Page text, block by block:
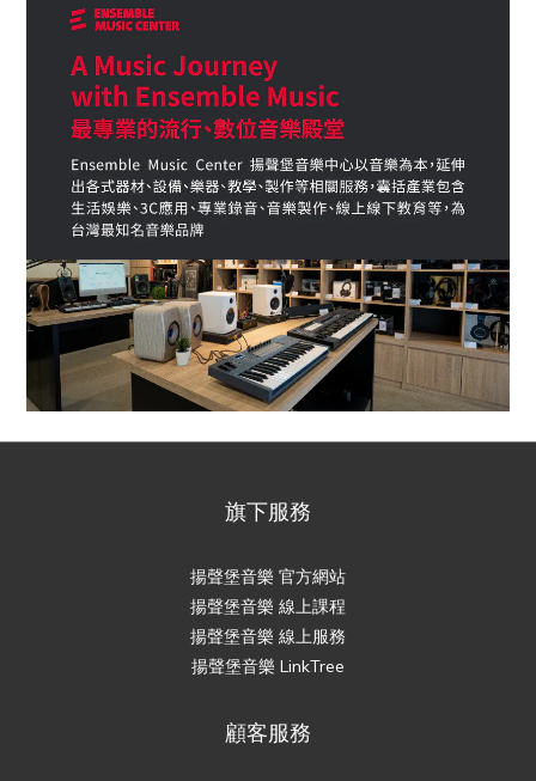
旗下服務
揚聲堡音樂 官方網站
揚聲堡音樂 線上課程
揚聲堡音樂 線上服務
揚聲堡音樂 LinkTree
顧客服務